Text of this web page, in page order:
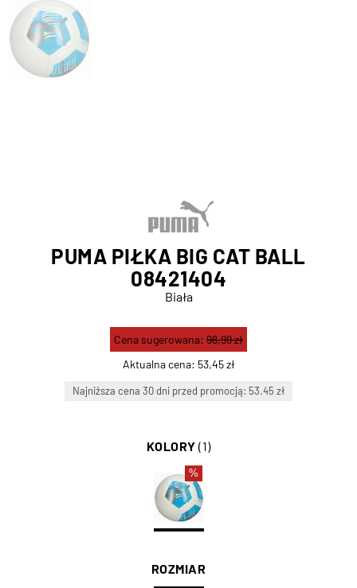
PUMA PIŁKA BIG CAT BALL
08421404
Biała
Aktualna cena: 53,45 zł
Cena sugerowana: 98,99 zł
Najniższa cena 30 dni przed promocją: 53.45 zł
KOLORY (1)
%
ROZMIAR